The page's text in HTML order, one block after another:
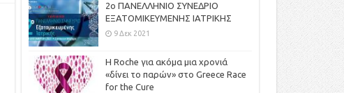
2ο ΠΑΝΕΛΛΗΝΙΟ ΣΥΝΕΔΡΙΟ
ΕΞΑΤΟΜΙΚΕΥΜΕΝΗΣ ΙΑΤΡΙΚΗΣ
9 Δεκ 2021
H Roche για ακόμα μια χρονιά
«δίνει το παρών» στο Greece Race
for the Cure